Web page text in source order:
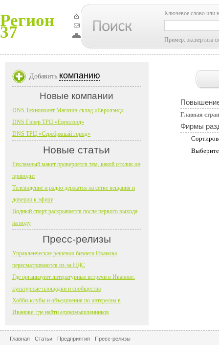
Регион
37
Ключевое слово или
Пример: экспертиза
Главная
Фирмы
Добавить компанию
Новые компании
DNS Технопоинт Магазин-склад «Евролэнд»
DNS Гипер ТРЦ «Евролэнд»
DNS ТРЦ «Серебряный город»
Новые статьи
Рекламный макет проверяется тем, какой отклик он
приводит
Телевидение и радио держатся на сетке вещания и
доверии к эфиру
Водный спорт раскрывается после первого выхода
на воду
Пресс-релизы
Управленческие решения бизнеса Иванова
пересматриваются из-за НДС
Где организуют литературные встречи в Иванове:
культурные площадки и сообщества
Хобби-клубы и объединения по интересам в
Иванове: где найти единомышленников
Главная Статьи Предприятия Пресс-релизы